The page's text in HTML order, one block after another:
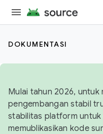
DOKUMENTASI
Mulai tahun 2026, untuk
pengembangan stabil
stabilitas platform untuk
memublikasikan kode